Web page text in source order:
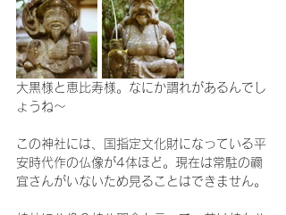
大黒様と恵比寿様。なにか謂れがあるんでし
ょうね～
この神社には、国指定文化財になっている平
安時代作の仏像が4体ほど。現在は常駐の禰
宜さんがいないため見ることはできません。